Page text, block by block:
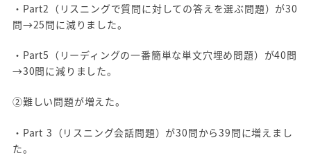
・Part2（リスニングで質問に対しての答えを選ぶ問題）が30
問→25問に減りました。
・Part5（リーディングの一番簡単な単文穴埋め問題）が40問
→30問に減りました。
②難しい問題が増えた。
・Part 3（リスニング会話問題）が30問から39問に増えまし
た。